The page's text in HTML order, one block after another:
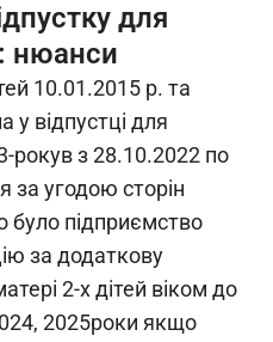
для
нюанси
10.01.2015 р. та
у відпустці для
рокув з 28.10.2022 по
за угодою сторін
було підприємство
за додаткову
2-х дітей віком до
2025роки якщо